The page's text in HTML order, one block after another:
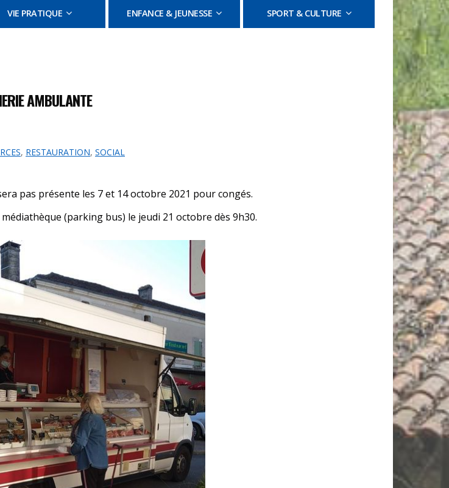
VIE PRATIQUE ENFANCE & JEUNESSE SPORT & CULTURE
AMBULANTE
, RESTAURATION, SOCIAL
pas présente les 7 et 14 octobre 2021 pour congés.
(parking bus) le jeudi 21 octobre dès 9h30.